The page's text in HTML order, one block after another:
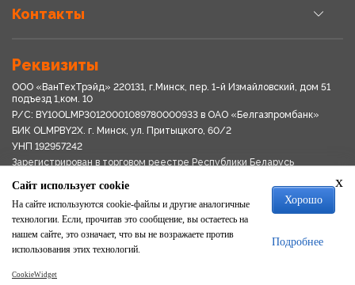
Контакты
Реквизиты
ООО «ВанТехТрэйд» 220131, г.Минск, пер. 1-й Измайловский, дом 51
подъезд 1,ком. 10
Р/С: BY10OLMP30120001089780000933 в OАО «Белгазпромбанк»
БИК OLMPBY2X. г. Минск, ул. Притыцкого, 60/2
УНП 192957242
Зарегистрирован в торговом реестре Республики Беларусь
Свидетельство о регистрации № 192957242выдано 18.08.2017
Мингориспоплком
Политика обработки персональных данных
Положение о системе видеонаблюдения
Политика в отношении обработки файлов cookie
x
Сайт использует cookie
На сайте используются cookie-файлы и другие аналогичные
технологии. Если, прочитав это сообщение, вы остаетесь на
нашем сайте, это означает, что вы не возражаете против
использования этих технологий.
Хорошо
Подробнее
CookieWidget